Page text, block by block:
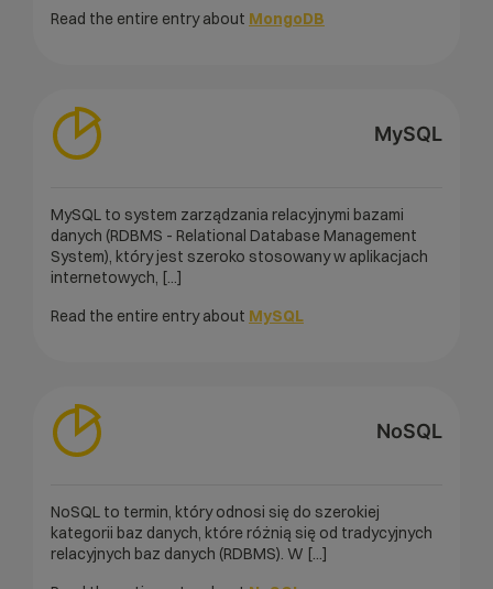
Read the entire entry about MongoDB
MySQL
MySQL to system zarządzania relacyjnymi bazami
danych (RDBMS - Relational Database Management
System), który jest szeroko stosowany w aplikacjach
internetowych, [...]
Read the entire entry about MySQL
NoSQL
NoSQL to termin, który odnosi się do szerokiej
kategorii baz danych, które różnią się od tradycyjnych
relacyjnych baz danych (RDBMS). W [...]